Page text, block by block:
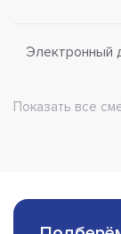
Электронный
Показать все